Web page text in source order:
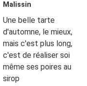
Malissin
Une belle tarte
d'automne, le mieux,
mais c'est plus long,
c'est de réaliser soi
même ses poires au
sirop